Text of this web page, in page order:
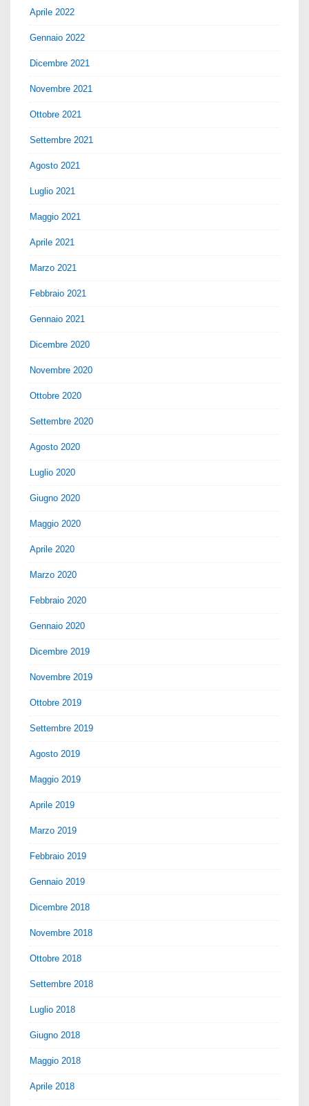
Aprile 2022
Gennaio 2022
Dicembre 2021
Novembre 2021
Ottobre 2021
Settembre 2021
Agosto 2021
Luglio 2021
Maggio 2021
Aprile 2021
Marzo 2021
Febbraio 2021
Gennaio 2021
Dicembre 2020
Novembre 2020
Ottobre 2020
Settembre 2020
Agosto 2020
Luglio 2020
Giugno 2020
Maggio 2020
Aprile 2020
Marzo 2020
Febbraio 2020
Gennaio 2020
Dicembre 2019
Novembre 2019
Ottobre 2019
Settembre 2019
Agosto 2019
Maggio 2019
Aprile 2019
Marzo 2019
Febbraio 2019
Gennaio 2019
Dicembre 2018
Novembre 2018
Ottobre 2018
Settembre 2018
Luglio 2018
Giugno 2018
Maggio 2018
Aprile 2018